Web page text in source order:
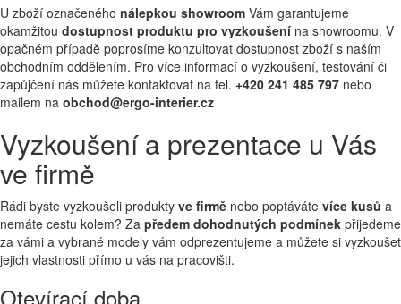
U zboží označeného nálepkou showroom Vám garantujeme
okamžitou dostupnost produktu pro vyzkoušení na showroomu. V
opačném případě poprosíme konzultovat dostupnost zboží s naším
obchodním oddělením. Pro více informací o vyzkoušení, testování či
zapůjčení nás můžete kontaktovat na tel. +420 241 485 797 nebo
mailem na obchod@ergo-interier.cz
Vyzkoušení a prezentace u Vás
ve firmě
Rádi byste vyzkoušeli produkty ve firmě nebo poptáváte více kusů a
nemáte cestu kolem? Za předem dohodnutých podmínek přijedeme
za vámi a vybrané modely vám odprezentujeme a můžete si vyzkoušet
jejich vlastnosti přímo u vás na pracovišti.
Otevírací doba